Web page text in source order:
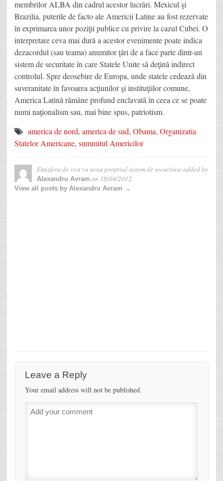
membrilor ALBA din cadrul acestor lucrări. Mexicul şi
Brazilia, puterile de facto ale Americii Latine au fost rezervate
în exprimarea unor poziţii publice cu privire la cazul Cubei. O
interpretare ceva mai dură a acestor evenimente poate indica
dezacordul (sau teama) anumitor ţări de a face parte dintr-un
sistem de securitate în care Statele Unite să deţină indirect
controlul. Spre deosebire de Europa, unde statele cedează din
suveranitate în favoarea acţiunilor şi instituţiilor comune,
America Latină rămâne profund enclavată în ceea ce se poate
numi naţionalism sau, mai bine spus, patriotism.
america de nord, america de sud, Obama, Organizatia
Statelor Americane, summitul Americilor
Emisfera de vest va avea propriul sistem de securitate added by
Alexandru Avram on 18/04/2012
View all posts by Alexandru Avram →
Leave a Reply
Your email address will not be published.